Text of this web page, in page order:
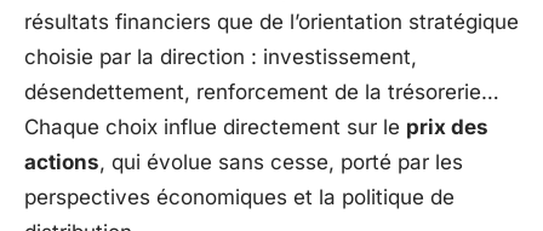
résultats financiers que de l’orientation stratégique
choisie par la direction : investissement,
désendettement, renforcement de la trésorerie…
Chaque choix influe directement sur le prix des
actions, qui évolue sans cesse, porté par les
perspectives économiques et la politique de